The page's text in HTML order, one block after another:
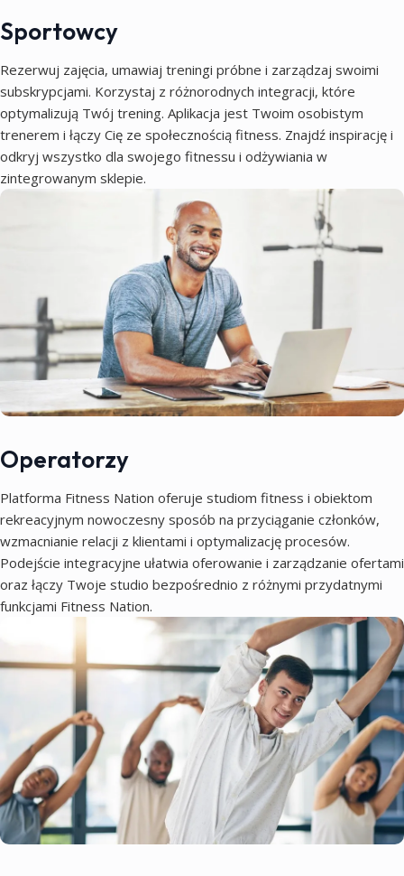
Sportowcy
Rezerwuj zajęcia, umawiaj treningi próbne i zarządzaj swoimi
subskrypcjami. Korzystaj z różnorodnych integracji, które
optymalizują Twój trening. Aplikacja jest Twoim osobistym
trenerem i łączy Cię ze społecznością fitness. Znajdź inspirację i
odkryj wszystko dla swojego fitnessu i odżywiania w
zintegrowanym sklepie.
Operatorzy
Platforma Fitness Nation oferuje studiom fitness i obiektom
rekreacyjnym nowoczesny sposób na przyciąganie członków,
wzmacnianie relacji z klientami i optymalizację procesów.
Podejście integracyjne ułatwia oferowanie i zarządzanie ofertami
oraz łączy Twoje studio bezpośrednio z różnymi przydatnymi
funkcjami Fitness Nation.